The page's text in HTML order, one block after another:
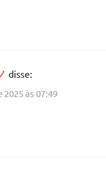
disse:
às 07:49